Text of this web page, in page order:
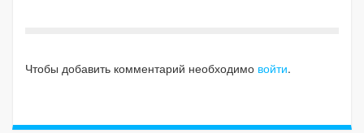
Чтобы добавить комментарий необходимо войти.